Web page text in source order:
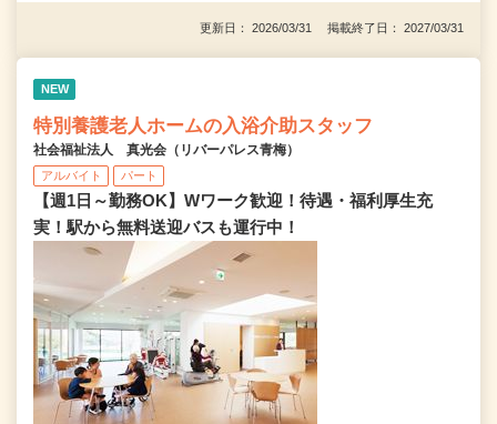
更新日： 2026/03/31 掲載終了日： 2027/03/31
NEW
特別養護老人ホームの入浴介助スタッフ
社会福祉法人 真光会（リバーパレス青梅）
アルバイト パート
【週1日～勤務OK】Wワーク歓迎！待遇・福利厚生充
実！駅から無料送迎バスも運行中！